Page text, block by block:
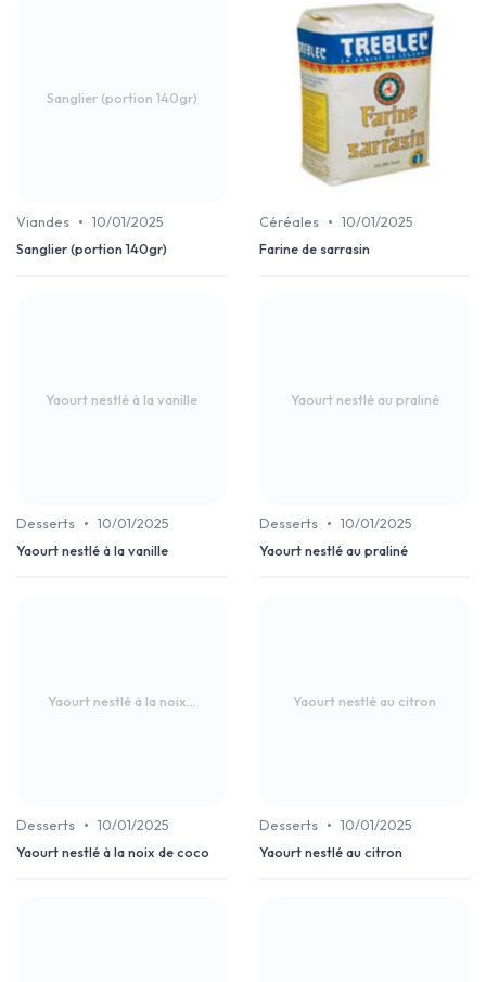
Sanglier (portion 140gr)
Viandes • 10/01/2025
Sanglier (portion 140gr)
Céréales • 10/01/2025
Farine de sarrasin
Yaourt nestlé à la vanille
Desserts • 10/01/2025
Yaourt nestlé à la vanille
Yaourt nestlé au praliné
Desserts • 10/01/2025
Yaourt nestlé au praliné
Yaourt nestlé à la noix...
Desserts • 10/01/2025
Yaourt nestlé à la noix de coco
Yaourt nestlé au citron
Desserts • 10/01/2025
Yaourt nestlé au citron